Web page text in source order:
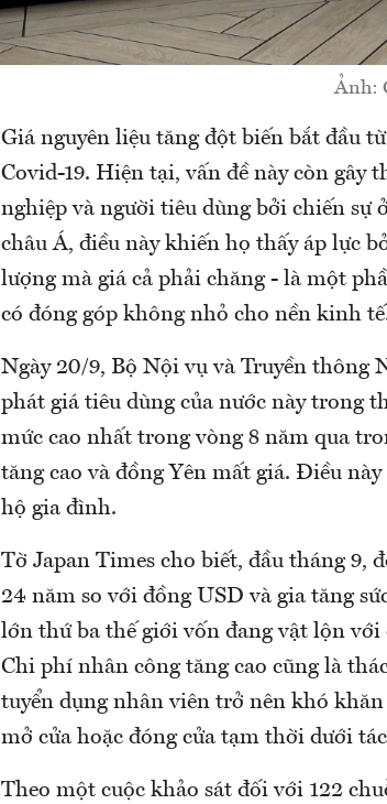
Ảnh:
Giá nguyên liệu tăng đột biến bắt đầu
Covid-19. Hiện tại, vấn đề này còn gây
nghiệp và người tiêu dùng bởi chiến
châu Á, điều này khiến họ thấy áp lực
lượng mà giá cả phải chăng - là một
có đóng góp không nhỏ cho nền kinh
Ngày 20/9, Bộ Nội vụ và Truyền thông
phát giá tiêu dùng của nước này trong
mức cao nhất trong vòng 8 năm qua
tăng cao và đồng Yên mất giá. Điều
hộ gia đình.
Tờ Japan Times cho biết, đầu tháng 9,
24 năm so với đồng USD và gia tăng
lớn thứ ba thế giới vốn đang vật lộn
Chi phí nhân công tăng cao cũng là
tuyển dụng nhân viên trở nên khó
mở cửa hoặc đóng cửa tạm thời dưới
Theo một cuộc khảo sát đối với 122